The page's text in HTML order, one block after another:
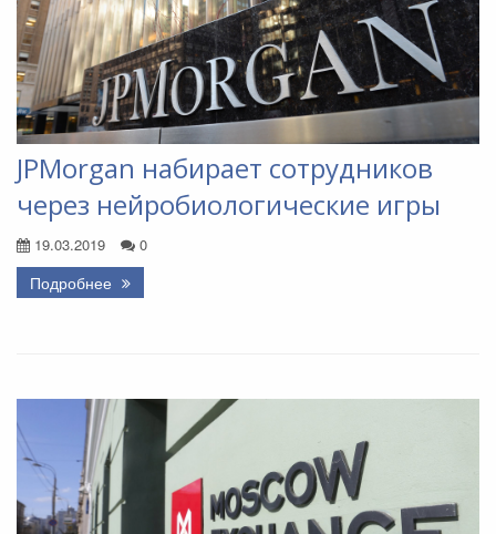
JPMorgan набирает сотрудников
через нейробиологические игры
19.03.2019 0
Подробнее